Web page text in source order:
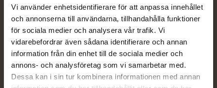
Vi använder enhetsidentifierare för att anpassa innehållet
och annonserna till användarna, tillhandahålla funktioner
för sociala medier och analysera vår trafik. Vi
vidarebefordrar även sådana identifierare och annan
information från din enhet till de sociala medier och
annons- och analysföretag som vi samarbetar med.
Dessa kan i sin tur kombinera informationen med annan
Kosttillskott. Rekommenderad
daglig dos bör inte överskridas.
Kosttillskott bör inte ersätta en
livsstil. Förvaras utom räckhåll för